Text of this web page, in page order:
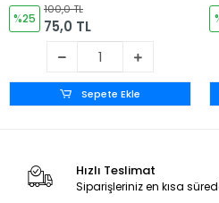
%25
100,0 TL
75,0 TL
Sepete Ekle
Hızlı Teslimat
Siparişleriniz en kısa